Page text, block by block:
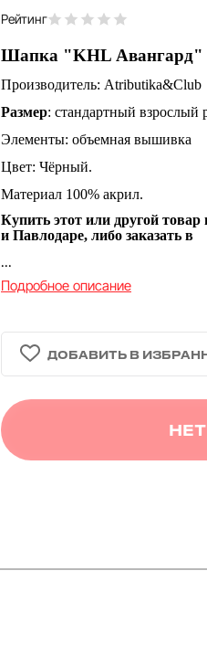
Рейтинг
Шапка "KHL Авангард"
Производитель: Atributika&Club
Размер: стандартный взрослый
Элементы: объемная вышивка
Цвет: Чёрный.
Материал 100% акрил.
Купить этот или другой
и Павлодаре, либо заказать в
...
Подробное описание